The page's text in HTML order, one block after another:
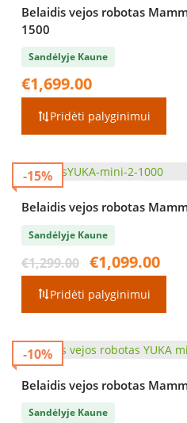
Belaidis vejos robotas
1500
Sandėlyje Kaune
€1,699.00
Pridėti palyginimui
-15%
Belaidis vejos robotas
Sandėlyje Kaune
€1,299.00
Original
price
was:
€1,299.00.
€1,099.00
Pridėti palyginimui
-10%
Belaidis vejos robotas
Sandėlyje Kaune